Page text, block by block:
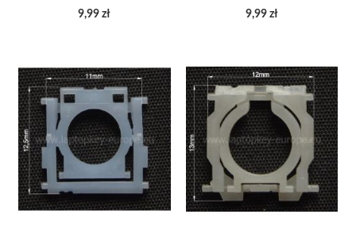
9,99 zł
9,99 zł